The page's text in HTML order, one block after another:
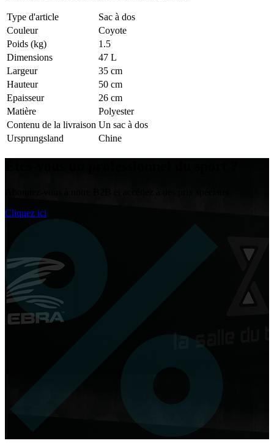
Type d'article
Sac à dos
Couleur
Coyote
Poids (kg)
1.5
Dimensions
47 L
Largeur
35 cm
Hauteur
50 cm
Epaisseur
26 cm
Matière
Polyester
Contenu de la livraison Un sac à dos
Ursprungsland
Chine
Cliquez ici